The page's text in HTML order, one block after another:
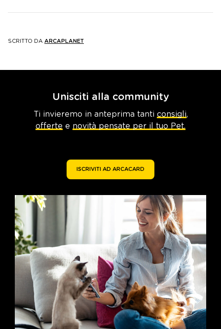
SCRITTO DA ARCAPLANET
Unisciti alla community
Ti invieremo in anteprima tanti consigli,
offerte e novità pensate per il tuo Pet.
ISCRIVITI AD ARCACARD